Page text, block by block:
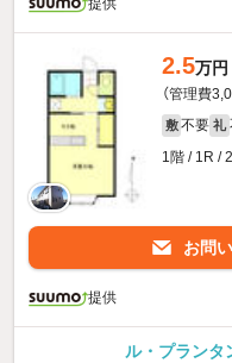
提供
2.5万円
（管理費
敷 不要 礼
1階 / 1R /
お問
提供
ル・プランタ